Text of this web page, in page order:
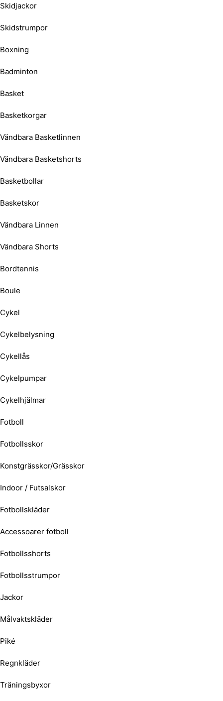
Skidjackor
Skidstrumpor
Boxning
Badminton
Basket
Basketkorgar
Vändbara Basketlinnen
Vändbara Basketshorts
Basketbollar
Basketskor
Vändbara Linnen
Vändbara Shorts
Bordtennis
Boule
Cykel
Cykelbelysning
Cykellås
Cykelpumpar
Cykelhjälmar
Fotboll
Fotbollsskor
Konstgrässkor/Grässkor
Indoor / Futsalskor
Fotbollskläder
Accessoarer fotboll
Fotbollsshorts
Fotbollsstrumpor
Jackor
Målvaktskläder
Piké
Regnkläder
Träningsbyxor